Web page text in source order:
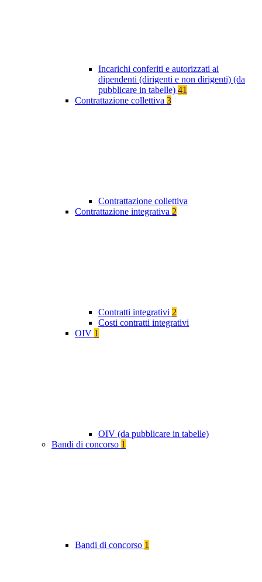
Incarichi conferiti e autorizzati ai
dipendenti (dirigenti e non dirigenti) (da
pubblicare in tabelle) 41
Contrattazione collettiva 3
Contrattazione collettiva
Contrattazione integrativa 2
Contratti integrativi 2
Costi contratti integrativi
OIV 1
OIV (da pubblicare in tabelle)
Bandi di concorso 1
Bandi di concorso 1